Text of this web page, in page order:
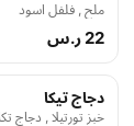
ملح , فلفل اسود
22 ر.س
دجاج تيكا
خبز تورتيلا , دجاج